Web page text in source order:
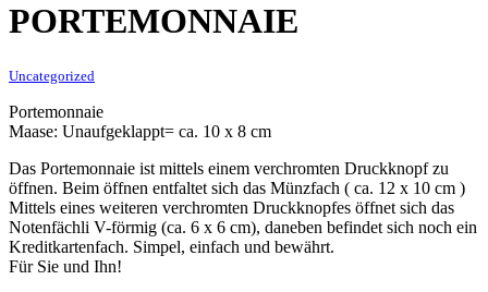
PORTEMONNAIE
Uncategorized
Portemonnaie
Maase: Unaufgeklappt= ca. 10 x 8 cm
Das Portemonnaie ist mittels einem verchromten Druckknopf zu
öffnen. Beim öffnen entfaltet sich das Münzfach ( ca. 12 x 10 cm )
Mittels eines weiteren verchromten Druckknopfes öffnet sich das
Notenfächli V-förmig (ca. 6 x 6 cm), daneben befindet sich noch ein
Kreditkartenfach. Simpel, einfach und bewährt.
Für Sie und Ihn!